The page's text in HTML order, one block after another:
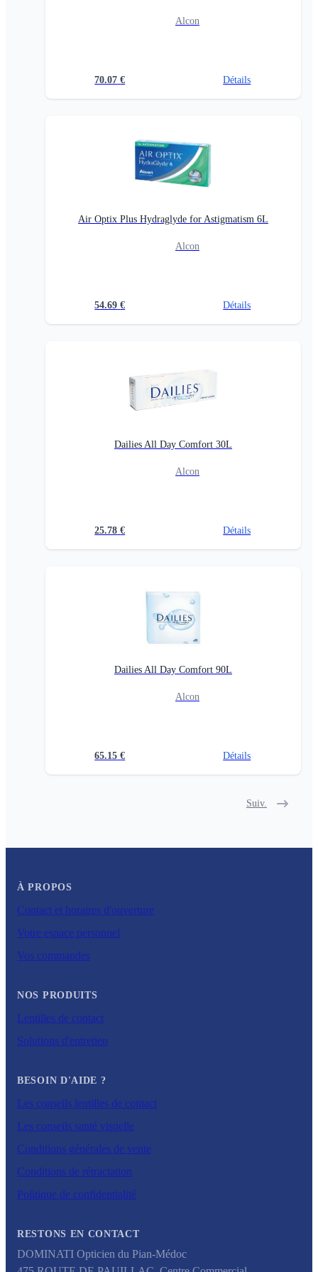
Alcon
70.07 € Détails
Air Optix Plus Hydraglyde for Astigmatism 6L
Alcon
54.69 € Détails
Dailies All Day Comfort 30L
Alcon
25.78 € Détails
Dailies All Day Comfort 90L
Alcon
65.15 € Détails
Suiv.
À PROPOS
Contact et horaires d'ouverture
Votre espace personnel
Vos commandes
NOS PRODUITS
Lentilles de contact
Solutions d'entretien
BESOIN D'AIDE ?
Les conseils lentilles de contact
Les conseils santé visuelle
Conditions générales de vente
Conditions de rétractation
Politique de confidentialité
RESTONS EN CONTACT
DOMINATI Opticien du Pian-Médoc